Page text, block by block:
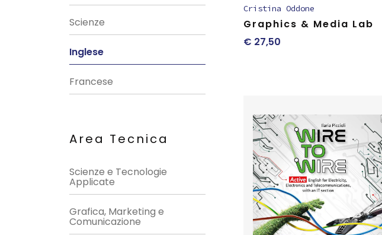
Scienze
Inglese
Francese
Area Tecnica
Scienze e Tecnologie
Applicate
Grafica, Marketing e
Comunicazione
Cristina Oddone
Graphics & Media Lab
€ 27,50